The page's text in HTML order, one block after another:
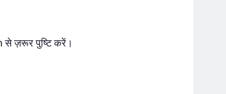
से ज़रूर पुष्टि करें।